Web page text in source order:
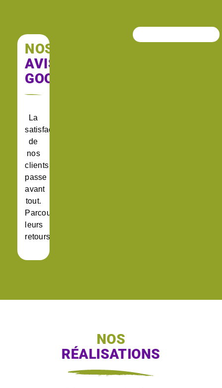
NOS
AVIS
GOOGLE
La
satisfaction
de
nos
clients
passe
avant
tout.
Parcourez
leurs
retours.
NOS
RÉALISATIONS